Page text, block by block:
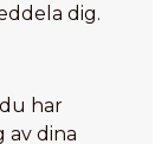
dig.
har
av dina